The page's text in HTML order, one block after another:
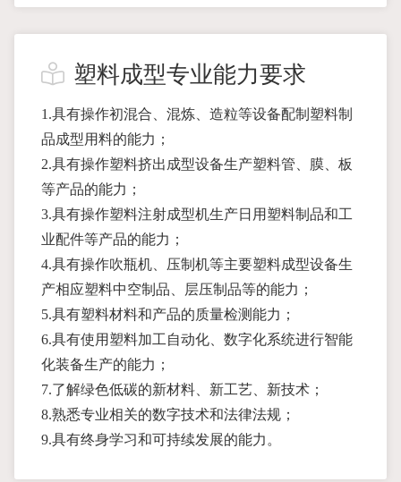
塑料成型专业能力要求
1.具有操作初混合、混炼、造粒等设备配制塑料制
品成型用料的能力；
2.具有操作塑料挤出成型设备生产塑料管、膜、板
等产品的能力；
3.具有操作塑料注射成型机生产日用塑料制品和工
业配件等产品的能力；
4.具有操作吹瓶机、压制机等主要塑料成型设备生
产相应塑料中空制品、层压制品等的能力；
5.具有塑料材料和产品的质量检测能力；
6.具有使用塑料加工自动化、数字化系统进行智能
化装备生产的能力；
7.了解绿色低碳的新材料、新工艺、新技术；
8.熟悉专业相关的数字技术和法律法规；
9.具有终身学习和可持续发展的能力。